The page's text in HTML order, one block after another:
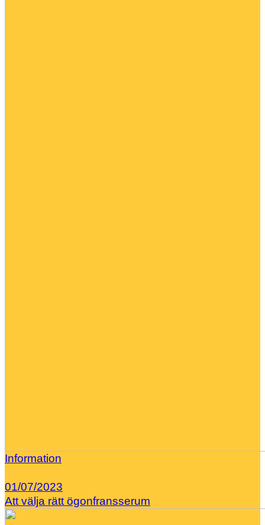
Information
01/07/2023
Att välja rätt ögonfransserum